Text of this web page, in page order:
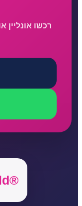
רכשו אונליין